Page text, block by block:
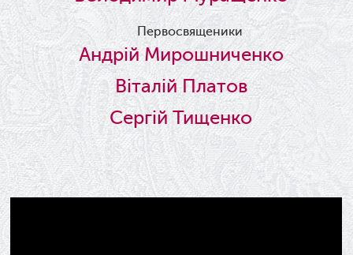
Первосвященики
Андрій Мирошниченко
Віталій Платов
Сергій Тищенко